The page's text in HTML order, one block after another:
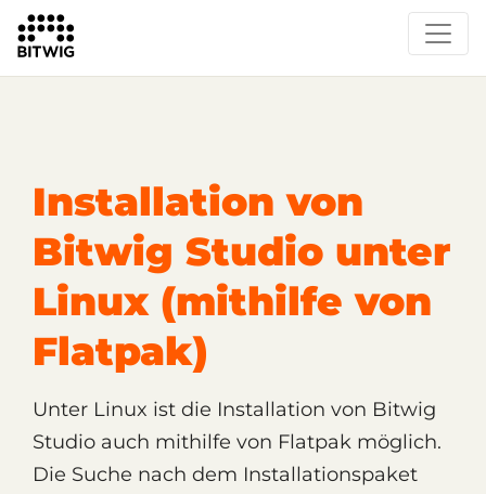
Support
Installation von
Bitwig Studio unter
Linux (mithilfe von
Flatpak)
Unter Linux ist die Installation von Bitwig
Studio auch mithilfe von Flatpak möglich.
Die Suche nach dem Installationspaket